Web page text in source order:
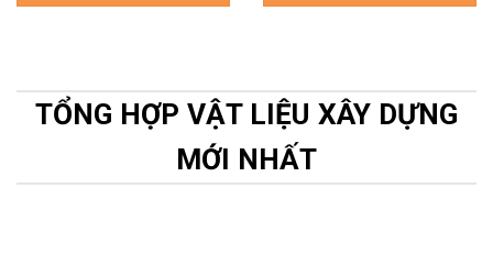
TỔNG HỢP VẬT LIỆU XÂY DỰNG
MỚI NHẤT